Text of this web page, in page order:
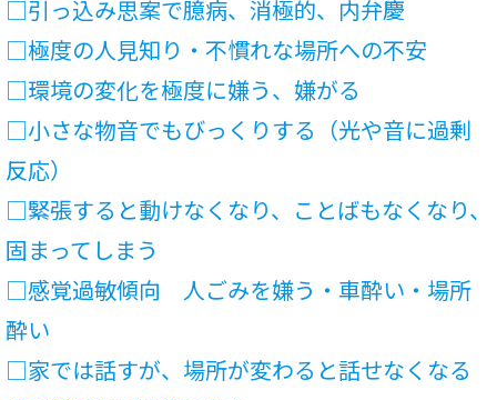
□引っ込み思案で臆病、消極的、内弁慶
□極度の人見知り・不慣れな場所への不安
□環境の変化を極度に嫌う、嫌がる
□小さな物音でもびっくりする（光や音に過剰
反応）
□緊張すると動けなくなり、ことばもなくなり、
固まってしまう
□感覚過敏傾向 人ごみを嫌う・車酔い・場所
酔い
□家では話すが、場所が変わると話せなくなる